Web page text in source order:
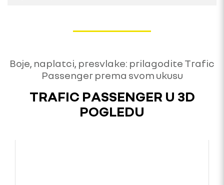
Boje, naplatci, presvlake: prilagodite Trafic
Passenger prema svom ukusu
TRAFIC PASSENGER U 3D
POGLEDU